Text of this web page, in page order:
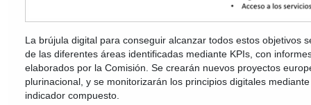
La brújula digital para conseguir alcanzar todos estos objetivos
de las diferentes áreas identificadas mediante KPIs, con
elaborados por la Comisión. Se crearán nuevos proyectos
plurinacional, y se monitorizarán los principios digitales
indicador compuesto.